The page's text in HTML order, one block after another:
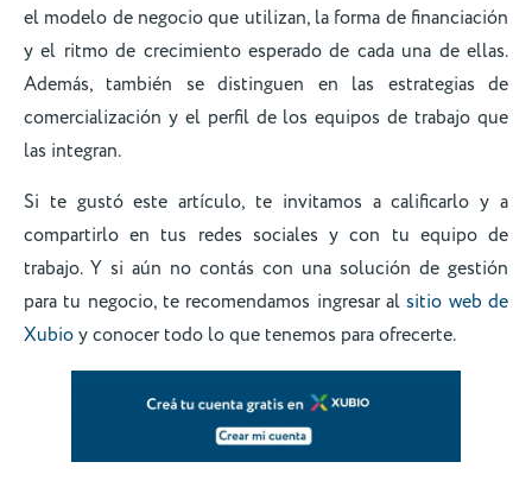
el modelo de negocio que utilizan, la forma de financiación
y el ritmo de crecimiento esperado de cada una de ellas.
Además, también se distinguen en las estrategias de
comercialización y el perfil de los equipos de trabajo que
las integran.
Si te gustó este artículo, te invitamos a calificarlo y a
compartirlo en tus redes sociales y con tu equipo de
trabajo. Y si aún no contás con una solución de gestión
para tu negocio, te recomendamos ingresar al sitio web de
Xubioy conocer todo lo que tenemos para ofrecerte.